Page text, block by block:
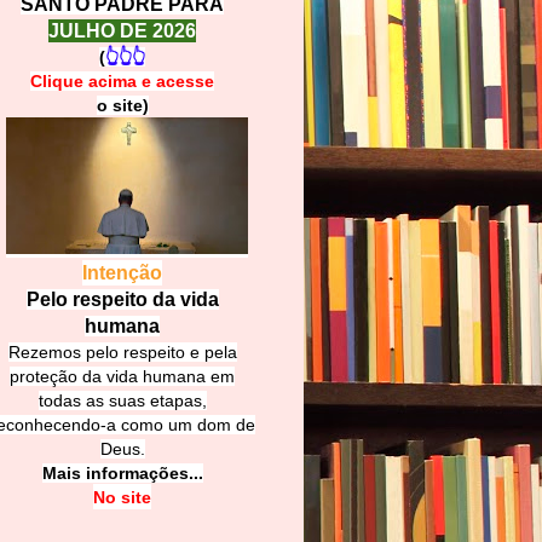
SANTO PADRE PARA
JULHO DE 2026
(👆👆👆
Clique acima e acesse
o site)
Intenção
Pelo respeito da vida
humana
Rezemos pelo respeito e pela
proteção da vida humana em
todas as suas etapas,
a como um dom de
Deus.
Mais informações...
No site